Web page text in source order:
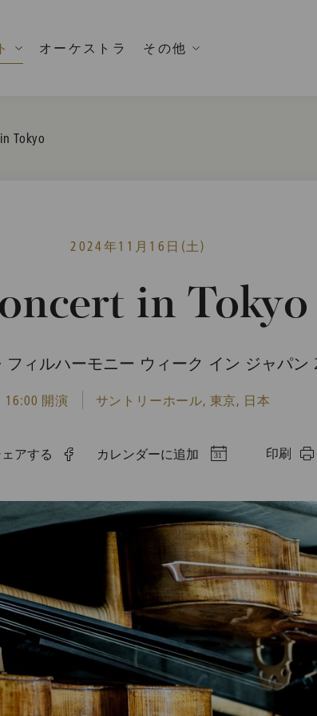
オーケストラ その他
Tokyo
2024年11月16日(土)
in Tokyo
フィルハーモニー ウィーク イン ジャパン
16:00 開演 サントリーホール, 東京, 日本
アする カレンダーに追加 印刷